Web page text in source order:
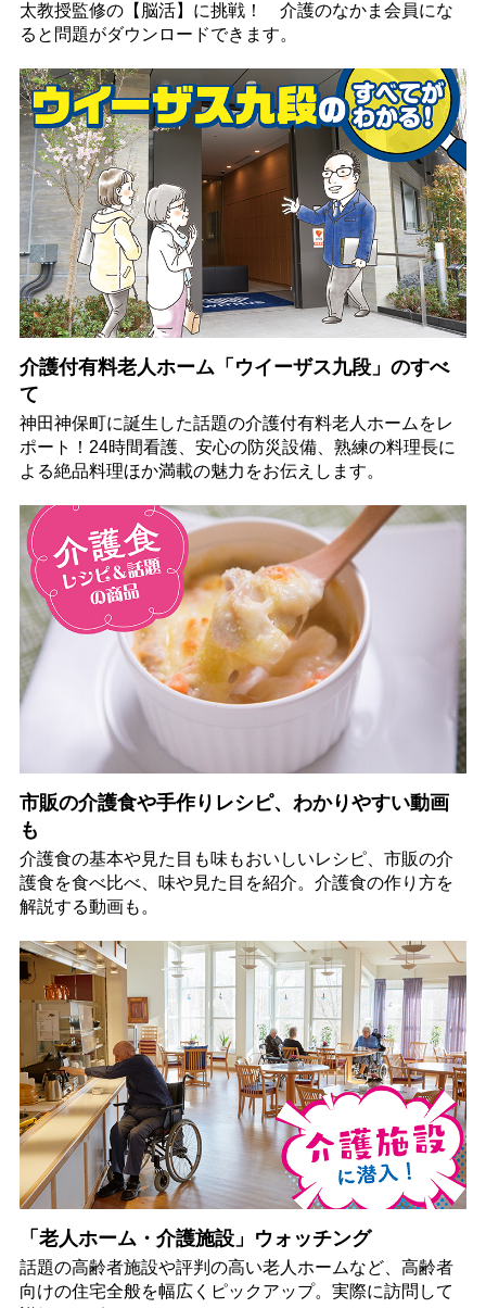
太教授監修の【脳活】に挑戦！ 介護のなかま会員にな
ると問題がダウンロードできます。
介護付有料老人ホーム「ウイーザス九段」のすべ
て
神田神保町に誕生した話題の介護付有料老人ホームをレ
ポート！24時間看護、安心の防災設備、熟練の料理長に
よる絶品料理ほか満載の魅力をお伝えします。
市販の介護食や手作りレシピ、わかりやすい動画
も
介護食の基本や見た目も味もおいしいレシピ、市販の介
護食を食べ比べ、味や見た目を紹介。介護食の作り方を
解説する動画も。
「老人ホーム・介護施設」ウォッチング
話題の高齢者施設や評判の高い老人ホームなど、高齢者
向けの住宅全般を幅広くピックアップ。実際に訪問して